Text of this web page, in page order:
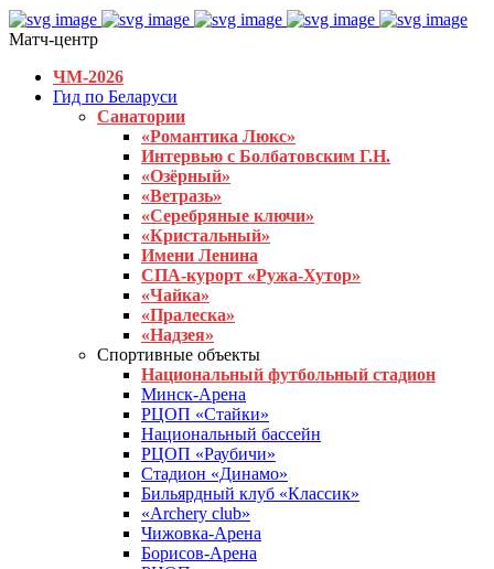
Матч-центр
ЧМ-2026
Гид по Беларуси
Санатории
«Романтика Люкс»
Интервью с Болбатовским Г.Н.
«Озёрный»
«Ветразь»
«Серебряные ключи»
«Кристальный»
Имени Ленина
СПА-курорт «Ружа-Хутор»
«Чайка»
«Пралеска»
«Надзея»
Спортивные объекты
Национальный футбольный стадион
Минск-Арена
РЦОП «Стайки»
Национальный бассейн
РЦОП «Раубичи»
Стадион «Динамо»
Бильярдный клуб «Классик»
«Archery club»
Чижовка-Арена
Борисов-Арена